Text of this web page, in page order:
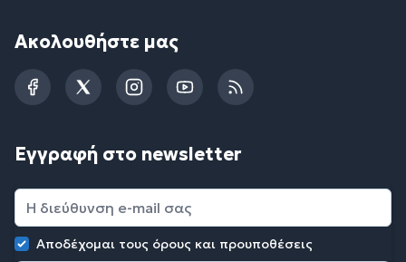
Ακολουθήστε μας
FacebookTwitterInstagramYouTubeRSS
Εγγραφή στο newsletter
Αποδέχομαι τους όρους και προυποθέσεις